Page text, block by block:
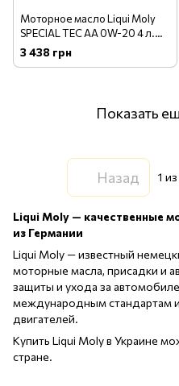
Моторное масло Liqui Moly
SPECIAL TEC АА 0W-20 4 л.
(8066)
3 438 грн
Показать
Назад 1 из
Liqui Moly — качественные
из Германии
Liqui Moly — известный
моторные масла, присадки и
защиты и ухода за
международным стандартам
двигателей.
Купить Liqui Moly в Украине
стране.